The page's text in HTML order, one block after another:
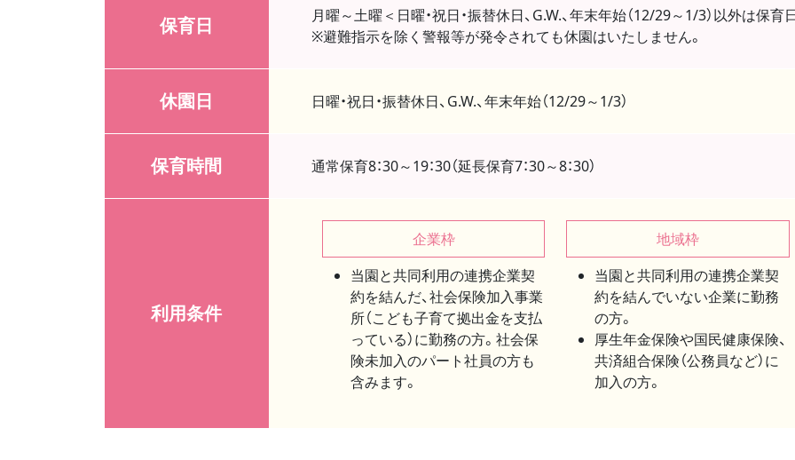
保育日
月曜～土曜＜日曜・祝日・振替休日、G.W.、年末年始（12/29～1/3）以外は保育
※避難指示を除く警報等が発令されても休園はいたしません。
休園日 日曜・祝日・振替休日、G.W.、年末年始（12/29～1/3）
保育時間 通常保育8：30～19：30（延長保育7：30～8：30）
利用条件
企業枠
当園と共同利用の連携企業契
約を結んだ、社会保険加入事業
所（こども子育て拠出金を支払
っている）に勤務の方。社会保
険未加入のパート社員の方も
含みます。
地域枠
当園と共同利用の連携企業契
約を結んでいない企業に勤務
の方。
厚生年金保険や国民健康保険、
共済組合保険（公務員など）に
加入の方。